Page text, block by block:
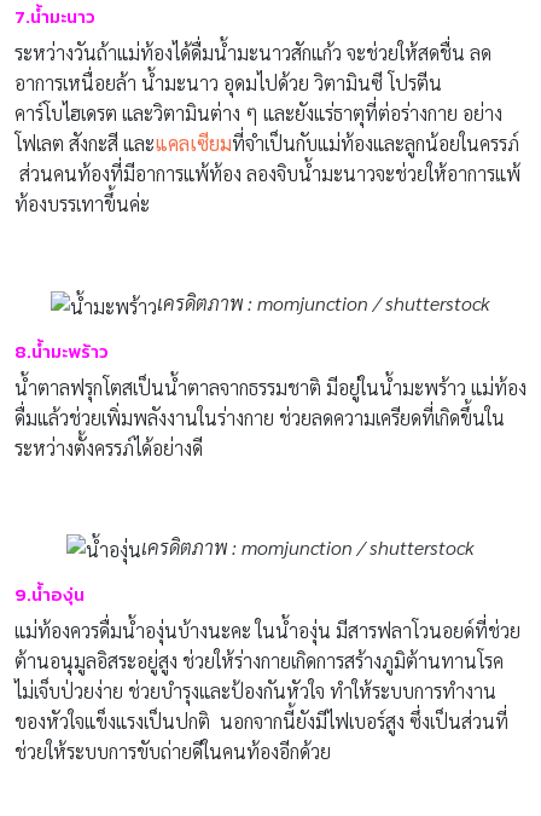
7.น้ำมะนาว
ระหว่างวันถ้าแม่ท้องได้ดื่มน้ำมะนาวสักแก้ว จะช่วยให้สดชื่น ลด
อาการเหนื่อยล้า น้ำมะนาว อุดมไปด้วย วิตามินซี โปรตีน
คาร์โบไฮเดรต และวิตามินต่าง ๆ และยังแร่ธาตุที่ต่อร่างกาย อย่าง
โฟเลต สังกะสี และแคลเซียมที่จำเป็นกับแม่ท้องและลูกน้อยในครรภ์
ส่วนคนท้องที่มีอาการแพ้ท้อง ลองจิบน้ำมะนาวจะช่วยให้อาการแพ้
ท้องบรรเทาขึ้นค่ะ
เครดิตภาพ : momjunction / shutterstock
8.น้ำมะพร้าว
น้ำตาลฟรุกโตสเป็นน้ำตาลจากธรรมชาติ มีอยู่ในน้ำมะพร้าว แม่ท้อง
ดื่มแล้วช่วยเพิ่มพลังงานในร่างกาย ช่วยลดความเครียดที่เกิดขึ้นใน
ระหว่างตั้งครรภ์ได้อย่างดี
เครดิตภาพ : momjunction / shutterstock
9.น้ำองุ่น
แม่ท้องควรดื่มน้ำองุ่นบ้างนะคะ ในน้ำองุ่น มีสารฟลาโวนอยด์ที่ช่วย
ต้านอนุมูลอิสระอยู่สูง ช่วยให้ร่างกายเกิดการสร้างภูมิต้านทานโรค
ไม่เจ็บป่วยง่าย ช่วยบำรุงและป้องกันหัวใจ ทำให้ระบบการทำงาน
ของหัวใจแข็งแรงเป็นปกติ นอกจากนี้ยังมีไฟเบอร์สูง ซึ่งเป็นส่วนที่
ช่วยให้ระบบการขับถ่ายดีในคนท้องอีกด้วย